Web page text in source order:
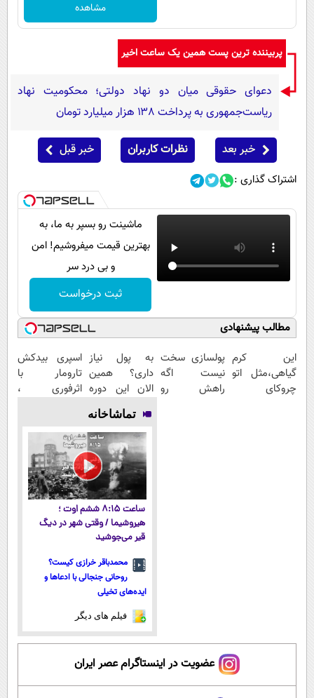
مشاهده
پربیننده ترین پست همین یک ساعت اخیر
دعوای حقوقی میان دو نهاد دولتی؛ محکومیت نهاد
ریاست‌جمهوری به پرداخت ۱۳۸ هزار میلیارد تومان
خبر بعد نظرات کاربران خبر قبل
اشتراک گذاری :
ماشینت رو بسپر به ما، به
بهترین قیمت میفروشیم! امن
و بی درد سر
ثبت درخواست
مطالب پیشنهادی
این کرم
گیاهی،مثل اتو
چروکای
پولسازی سخت
نیست اگه
راهش رو
به پول نیاز
داری؟ همین
الان این دوره
رایگان رو شرکت
کن تا دیر
نشده!
اسپری بیدکش
تارومار با
اثرفوری ،
تماشاخانه
ساعت ۸:۱۵ ششم اوت ؛
هیروشیما / وقتی شهر در دیگ
قیر می‌جوشید
محمدباقر خرازی کیست؟
روحانی جنجالی با ادعاها و
ایده‌های تخیلی
فیلم های دیگر
عضویت در اینستاگرام عصر ایران